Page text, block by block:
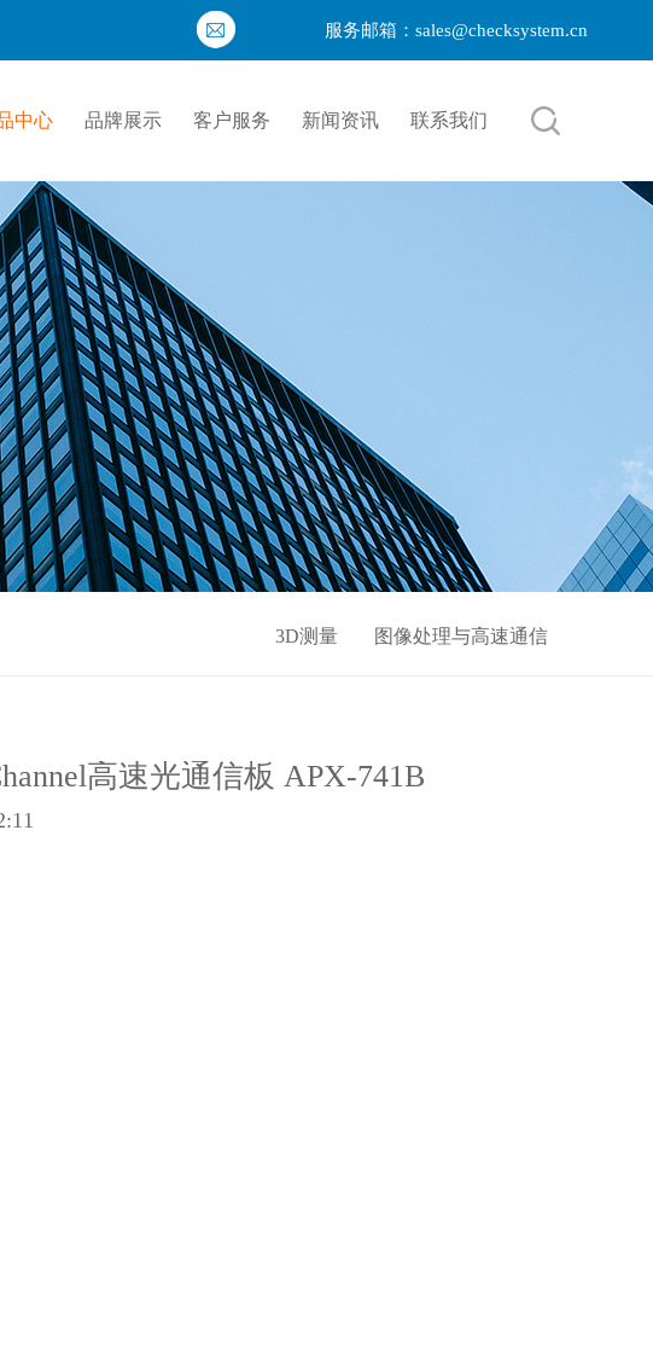
服务邮箱：sales@checksystem.cn
中心 品牌展示 客户服务 新闻资讯 联系我们
3D测量 图像处理与高速通信
高速光通信板 APX-741B